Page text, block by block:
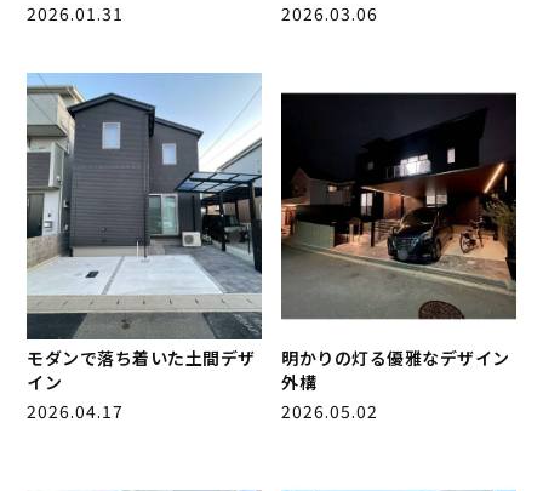
2026.01.31
2026.03.06
モダンで落ち着いた土間デザ
イン
2026.04.17
明かりの灯る優雅なデザイン
外構
2026.05.02